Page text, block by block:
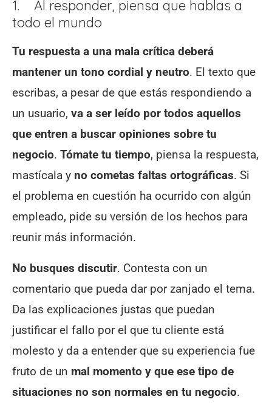
1. Al responder, piensa que hablas a
todo el mundo
Tu respuesta a una mala crítica deberá
mantener un tono cordial y neutro. El texto que
escribas, a pesar de que estás respondiendo a
un usuario, va a ser leído por todos aquellos
que entren a buscar opiniones sobre tu
negocio. Tómate tu tiempo, piensa la respuesta,
mastícala y no cometas faltas ortográficas. Si
el problema en cuestión ha ocurrido con algún
empleado, pide su versión de los hechos para
reunir más información.
No busques discutir. Contesta con un
comentario que pueda dar por zanjado el tema.
Da las explicaciones justas que puedan
justificar el fallo por el que tu cliente está
molesto y da a entender que su experiencia fue
fruto de un mal momento y que ese tipo de
situaciones no son normales en tu negocio.